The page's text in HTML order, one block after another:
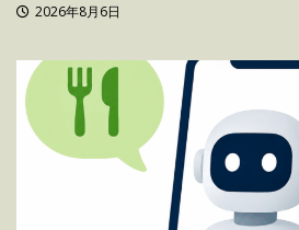
2026年8月6日